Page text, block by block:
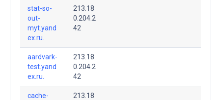
stat-so-
out-
myt.yand
ex.ru.
213.18
0.204.2
42
aardvark-
test.yand
ex.ru.
213.18
0.204.2
42
cache-
213.18